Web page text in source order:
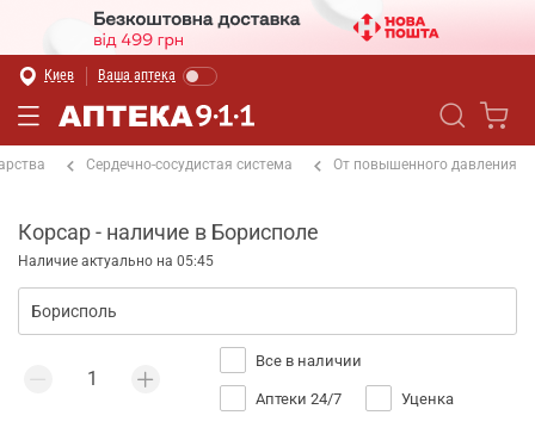
Киев Ваша аптека
Сердечно-сосудистая система От повышенного давления
Корсар - наличие в Борисполе
Наличие актуально на 05:45
Все в наличии
Аптеки 24/7 Уценка